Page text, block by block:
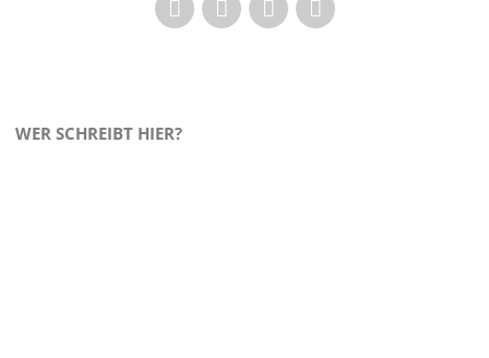
WER SCHREIBT HIER?